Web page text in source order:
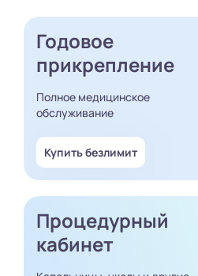
Годовое
прикрепление
Полное медицинское
обслуживание
Купить безлимит
Процедурный
кабинет